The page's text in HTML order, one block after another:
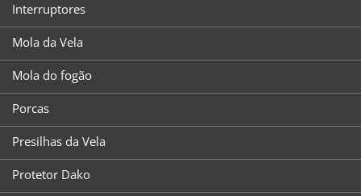
Interruptores
Mola da Vela
Mola do fogão
Porcas
Presilhas da Vela
Protetor Dako